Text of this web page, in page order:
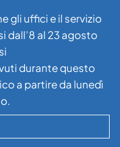
gli uffici e il servizio
dall’8 al 23 agosto
durante questo
a partire da lunedì